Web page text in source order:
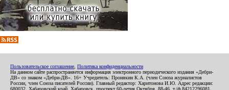
Пользовательское соглашение Политика конфиденциальности
На данном сайте распространяется информация электронного периодического издания «Дебри-
ДВ» со знаком «Дебри-ДВ». 16+ Учредитель: Пронякин К.А. (член Союза журналистов
России, член Союза писателей России). Главный редактор: Харитонова И.Ю. Адрес редакции:
680032, Хабаровский край, Хабаровск, проспект 60-летия Октября, 88-46, т./ф.84212296081.